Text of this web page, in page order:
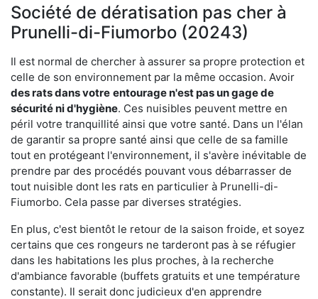
Société de dératisation pas cher à
Prunelli-di-Fiumorbo (20243)
Il est normal de chercher à assurer sa propre protection et
celle de son environnement par la même occasion. Avoir
des rats dans votre entourage n'est pas un gage de
sécurité ni d'hygiène. Ces nuisibles peuvent mettre en
péril votre tranquillité ainsi que votre santé. Dans un l'élan
de garantir sa propre santé ainsi que celle de sa famille
tout en protégeant l'environnement, il s'avère inévitable de
prendre par des procédés pouvant vous débarrasser de
tout nuisible dont les rats en particulier à Prunelli-di-
Fiumorbo. Cela passe par diverses stratégies.
En plus, c'est bientôt le retour de la saison froide, et soyez
certains que ces rongeurs ne tarderont pas à se réfugier
dans les habitations les plus proches, à la recherche
d'ambiance favorable (buffets gratuits et une température
constante). Il serait donc judicieux d'en apprendre